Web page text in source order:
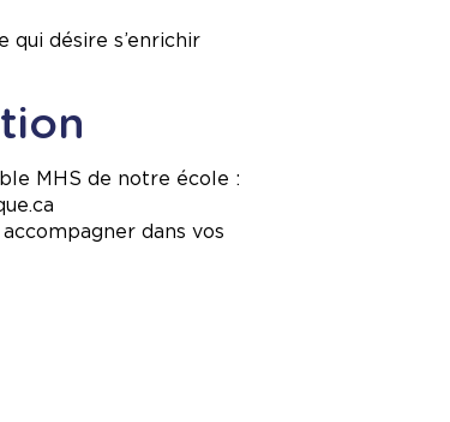
qui désire s’enrichir
MHS de notre école :
dans vos